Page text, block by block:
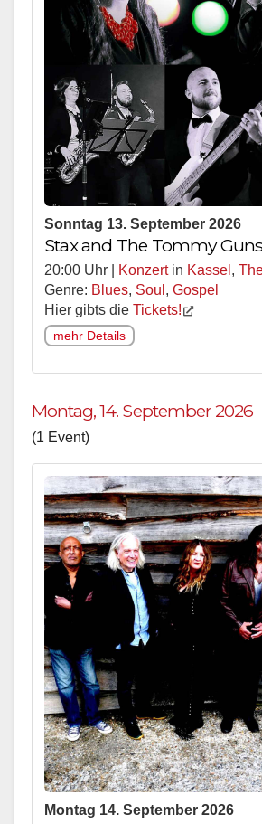
Sonntag 13. September 2026
Stax and The Tommy Guns
20:00 Uhr | Konzertin Kassel ,
Genre: Blues, Soul , Gospel
Hier gibts die Tickets!
mehr Details
Montag, 14. September 2026
(1 Event)
Montag 14. September 2026